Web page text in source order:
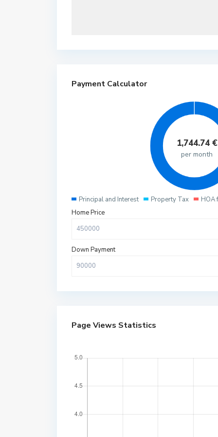
Payment Calculator
1,744.74€
per month
Principal and Interest Property Tax
HOA
Home Price
Down Payment
Page Views Statistics